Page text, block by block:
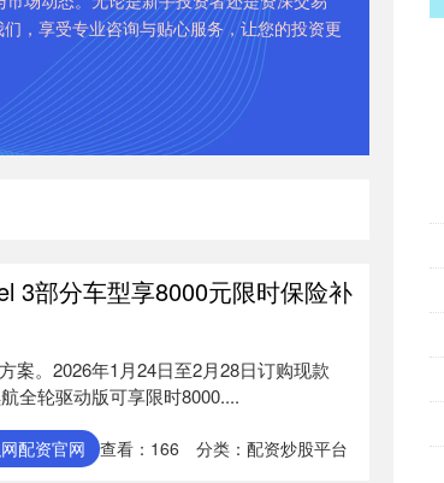
，享受专业咨询与贴心服务，让您的投资更
3部分车型享8000元限时保险补
案。2026年1月24日至2月28日订购现款
全轮驱动版可享限时8000....
配资官网 查看： 166 分类：配资炒股平台